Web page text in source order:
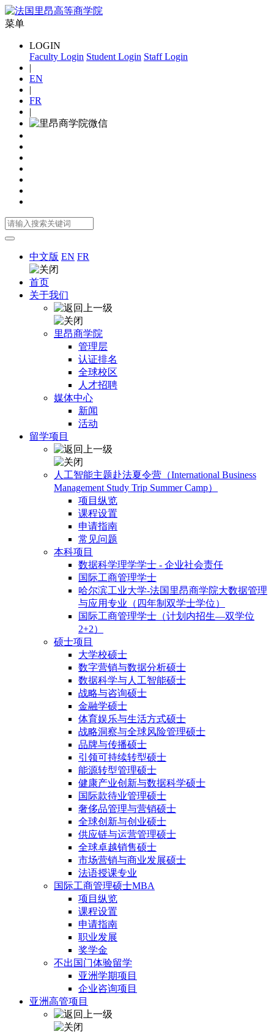
菜单
LOGIN
Faculty Login Student Login Staff Login
|
EN
|
FR
|
中文版 EN FR
首页
关于我们
里昂商学院
管理层
认证排名
全球校区
人才招聘
媒体中心
新闻
活动
留学项目
人工智能主题赴法夏令营（International Business
Management Study Trip Summer Camp）
项目纵览
课程设置
申请指南
常见问题
本科项目
数据科学理学学士 - 企业社会责任
国际工商管理学士
哈尔滨工业大学-法国里昂商学院大数据管理
与应用专业（四年制双学士学位）
国际工商管理学士（计划内招生—双学位
2+2）
硕士项目
大学校硕士
数字营销与数据分析硕士
数据科学与人工智能硕士
战略与咨询硕士
金融学硕士
体育娱乐与生活方式硕士
战略洞察与全球风险管理硕士
品牌与传播硕士
引领可持续转型硕士
能源转型管理硕士
健康产业创新与数据科学硕士
国际款待业管理硕士
奢侈品管理与营销硕士
全球创新与创业硕士
供应链与运营管理硕士
全球卓越销售硕士
市场营销与商业发展硕士
法语授课专业
国际工商管理硕士MBA
项目纵览
课程设置
申请指南
职业发展
奖学金
不出国门体验留学
亚洲学期项目
企业咨询项目
亚洲高管项目